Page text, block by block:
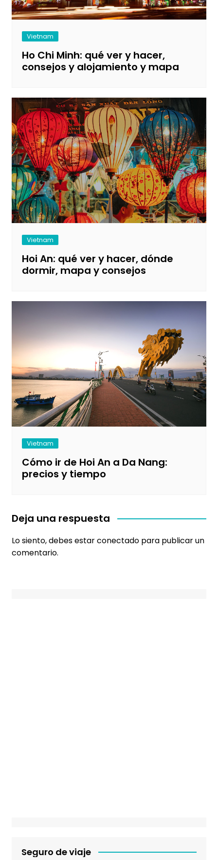
Vietnam
Ho Chi Minh: qué ver y hacer,
consejos y alojamiento y mapa
Vietnam
Hoi An: qué ver y hacer, dónde
dormir, mapa y consejos
Vietnam
Cómo ir de Hoi An a Da Nang:
precios y tiempo
Deja una respuesta
Lo siento, debes estarconectadopara publicar un
comentario.
Seguro de viaje